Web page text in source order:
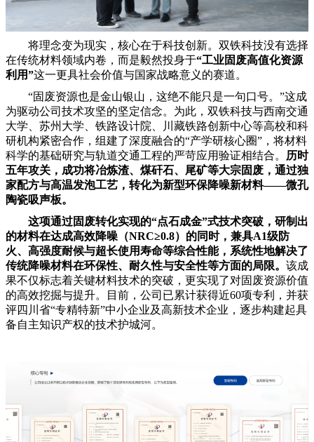
将理念变为现实，核心在于科技创新。双铁科技没有选择
在传统材料领域内卷，而是毅然投身于“工业固废高值化资源
利用”这一更具社会价值与国家战略意义的赛道。
“固废资源也是金山银山，这绝不能只是一句口号。”这成
为驱动公司技术攻坚的坚定信念。为此，双铁科技与西南交通
大学、苏州大学、铁路设计院、川藏铁路创新中心等高校和科
研机构紧密合作，组建了深度融合的“产学研核心圈”，将材料
科学的基础研究与轨道交通工程的严苛应用验证相结合。
历时
五年攻关，成功将冶炼渣、煤矸石、尾矿等大宗固废，通过独
家配方与高温发泡工艺，转化为新型环保降噪新材料——微孔
陶瓷吸声板。
这项通过固废转化实现的“点石成金”式技术突破，研制出
的材料在达成高效降噪（NRC≥0.8）的同时，兼具A1级防
火、高强度耐候与超长使用寿命等综合性能，系统性地解决了
传统降噪材料在环保性、耐久性与安全性等方面的局限。 该成
果不仅标志着关键材料技术的突破，更实现了对固废资源价值
的高效挖掘与提升。目前，公司已累计获得近60项专利，并获
评四川省“专精特新”中小企业及高新技术企业，逐步构建起具
备自主知识产权的技术护城河。